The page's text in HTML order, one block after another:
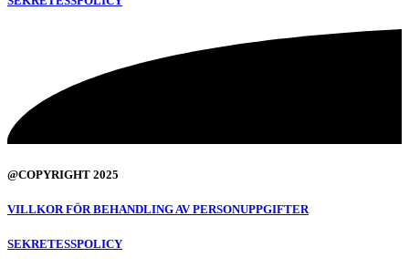
@COPYRIGHT 2025
VILLKOR FÖR BEHANDLING AV PERSONUPPGIFTER
SEKRETESSPOLICY